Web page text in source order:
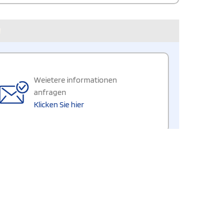
Weietere informationen
anfragen
Klicken Sie hier